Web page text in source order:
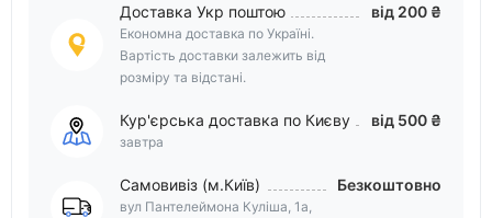
Доставка Укр поштою
Економна доставка по Україні.
Вартість доставки залежить від
розміру та відстані.
від 200 ₴
Кур'єрська доставка по Києву
завтра
від 500 ₴
Самовивіз (м.Київ)
вул Пантелеймона Куліша, 1а,
Безкоштовно